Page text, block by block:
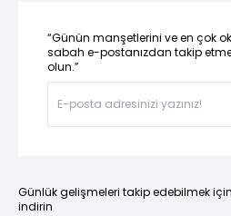
“Günün manşetlerini ve en çok
sabah e-postanızdan takip
olun.”
Günlük gelişmeleri takip edebilmek
indirin